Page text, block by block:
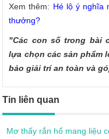
Xem thêm: Hé lộ ý nghĩa
thưởng?
"Các con số trong bài
lựa chọn các sản phẩm
bảo giải trí an toàn và
Tin liên quan
Mơ thấy rắn hổ mang liệu